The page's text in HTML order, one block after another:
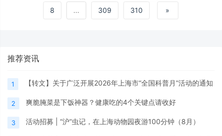
8 ... 309 310 »
推荐资讯
1 【转文】关于广泛开展2026年上海市“全国科普月”活动的通知
2 爽脆腌菜是下饭神器？健康吃的4个关键点请收好
3 活动招募 | “沪”虫记，在上海动物园夜游100分钟（8月）